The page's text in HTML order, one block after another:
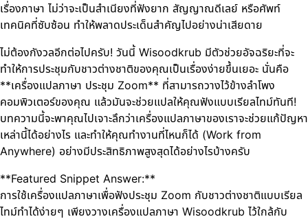
เรื่องภาษา ไม่ว่าจะเป็นสำเนียงที่ฟังยาก สัญญาณดีเลย์ หรือศัพท์
เทคนิคที่ซับซ้อน ทำให้พลาดประเด็นสำคัญไปอย่างน่าเสียดาย
ไม่ต้องกังวลอีกต่อไปครับ! วันนี้ Wisoodkrub มีตัวช่วยอัจฉริยะที่จะ
ทำให้การประชุมกับชาวต่างชาติของคุณเป็นเรื่องง่ายขึ้นเยอะ นั่นคือ
**เครื่องแปลภาษา ประชุม Zoom** ที่สามารถวางไว้ข้างลำโพง
คอมพิวเตอร์ของคุณ แล้วมันจะช่วยแปลให้คุณฟังแบบเรียลไทม์ทันที!
บทความนี้จะพาคุณไปเจาะลึกว่าเครื่องแปลภาษาของเราจะช่วยแก้ปัญหา
เหล่านี้ได้อย่างไร และทำให้คุณทำงานที่ไหนก็ได้ (Work from
Anywhere) อย่างมีประสิทธิภาพสูงสุดได้อย่างไรบ้างครับ
**Featured Snippet Answer:**
การใช้เครื่องแปลภาษาเพื่อฟังประชุม Zoom กับชาวต่างชาติแบบเรียล
ไทม์ทำได้ง่ายๆ เพียงวางเครื่องแปลภาษา Wisoodkrub ไว้ใกล้กับ